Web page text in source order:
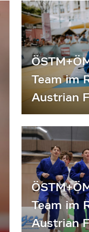
Team im
Austrian
Team im
Austrian